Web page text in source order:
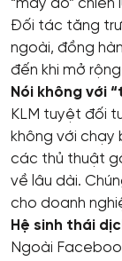
“may đo” chiến
Đối tác tăng
ngoài, đồng
đến khi mở
Nói không với
KLM tuyệt đối
không với chạy
các thủ thuật
về lâu dài.
cho doanh
Hệ sinh thái
Ngoài